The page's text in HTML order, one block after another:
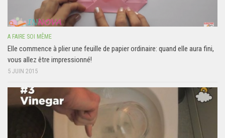
A FAIRE SOI MÊME
Elle commence à plier une feuille de papier ordinaire: quand elle aura fini,
vous allez être impressionné!
5 JUIN 2015